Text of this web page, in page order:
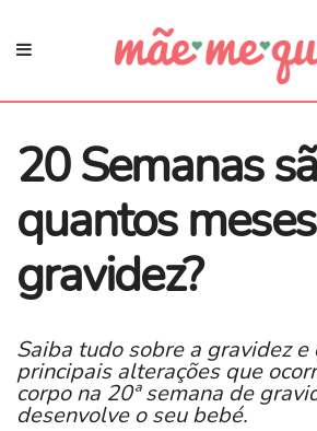
20 Semanas
quantos
gravidez?
Saiba tudo sobre a gravidez e
principais alterações que
corpo na 20ª semana de
desenvolve o seu bebé.